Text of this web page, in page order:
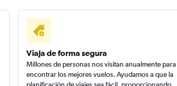
Viaja de forma segura
Millones de personas nos visitan anualmente para
encontrar los mejores vuelos. Ayudamos a que la